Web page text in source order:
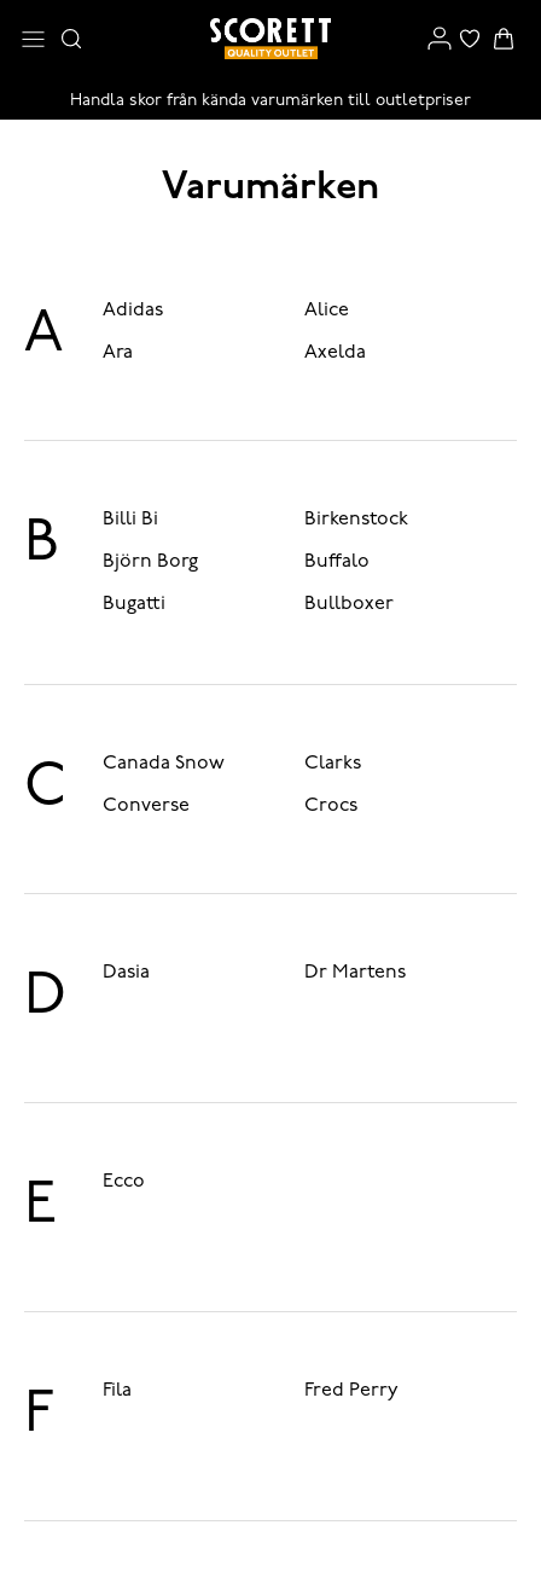
Handla skor från kända varumärken till outletpriser
Varumärken
A Adidas Alice
Ara Axelda
B Billi Bi Birkenstock
Björn Borg Buffalo
Bugatti Bullboxer
C Canada Snow Clarks
Converse Crocs
D Dasia Dr Martens
E Ecco
F Fila Fred Perry